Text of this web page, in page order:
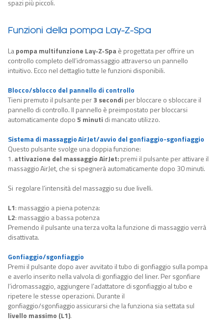
spazi più piccoli.
Funzioni della pompa Lay-Z-Spa
Lapompa multifunzione Lay‑Z‑Spaè progettata per offrire un
controllo completo dell’idromassaggio attraverso un pannello
intuitivo. Ecco nel dettaglio tutte le funzioni disponibili.
Blocco/sblocco del pannello di controllo
Tieni premuto il pulsante per3 secondi per bloccare o sbloccare il
pannello di controllo. Il pannello è preimpostato per bloccarsi
automaticamente dopo5 minuti di mancato utilizzo.
Sistema di massaggio AirJet/avvio del gonfiaggio-sgonfiaggio
Questo pulsante svolge una doppiafunzione:
1.attivazione del massaggioAirJet:premi il pulsante per attivare il
massaggio AirJet, che si spegneràautomaticamente dopo 30 minuti.
Si regolare l’intensità del massaggio su due livelli.
L1: massaggio a piena potenza:
L2: massaggio a bassa potenza
Premendo il pulsante una terza volta la funzione di massaggio verrà
disattivata.
Gonfiaggio/sgonfiaggio
Premi il pulsante dopo aver avvitato il tubo di gonfiaggio sulla pompa
e averlo inserito nella valvola di gonfiaggio del liner. Per sgonfiare
l’idromassaggio, aggiungere l’adattatore di sgonfiaggio al tubo e
ripetere le stesse operazioni. Durante il
gonfiaggio/sgonfiaggio assicurarsi che la funziona sia settata sul
livello massimo (L1).